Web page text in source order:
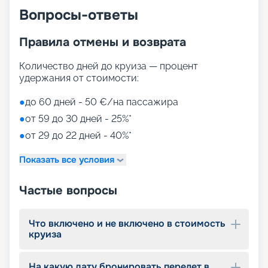
Вопросы-ответы
Правила отмены и возврата
Количество дней до круиза — процент
удержания от стоимости:
●до 60 дней - 50 €/на пассажира
●от 59 до 30 дней - 25%*
●от 29 до 22 дней - 40%*
Показать все условия
Частые вопросы
Что включено и не включено в стоимость
круиза